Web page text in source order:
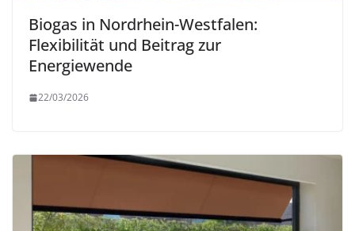
Biogas in Nordrhein-Westfalen:
Flexibilität und Beitrag zur
Energiewende
22/03/2026